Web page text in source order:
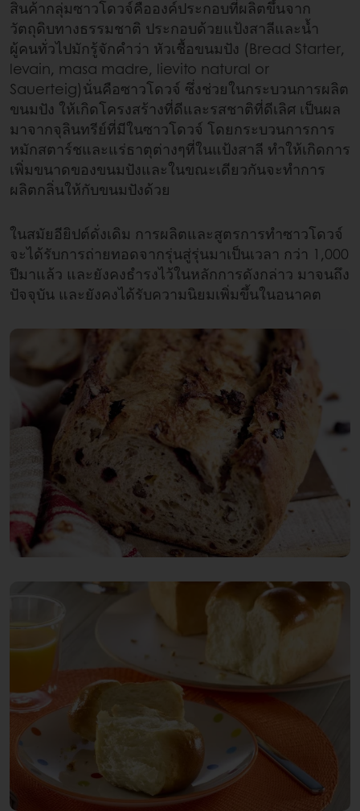
สินค้ากลุ่มซาวโดวจ์คือองค์ประกอบที่ผลิตขึ้นจาก
วัตถุดิบทางธรรมชาติ ประกอบด้วยแป้งสาลีและน้ำ
ผู้คนทั่วไปมักรู้จักคำว่า หัวเชื้อขนมปัง (Bread Starter,
levain, masa madre, lievito natural or
Sauerteig)นั่นคือซาวโดวจ์ ซึ่งช่วยในกระบวนการผลิต
ขนมปัง ให้เกิดโครงสร้างที่ดีและรสชาติที่ดีเลิศ เป็นผล
มาจากจุลินทรีย์ที่มีในซาวโดวจ์ โดยกระบวนการการ
หมักสตาร์ชและแร่ธาตุต่างๆที่ในแป้งสาลี ทำให้เกิดการ
เพิ่มขนาดของขนมปังและในขณะเดียวกันจะทำการ
ผลิตกลิ่นให้กับขนมปังด้วย
ในสมัยอียิปต์ดั่งเดิม การผลิตและสูตรการทำซาวโดวจ์
จะได้รับการถ่ายทอดจากรุ่นสู่รุ่นมาเป็นเวลา กว่า 1,000
ปีมาแล้ว และยังคงธำรงไว้ในหลักการดังกล่าว มาจนถึง
ปัจจุบัน และยังคงได้รับความนิยมเพิ่มขึ้นในอนาคต